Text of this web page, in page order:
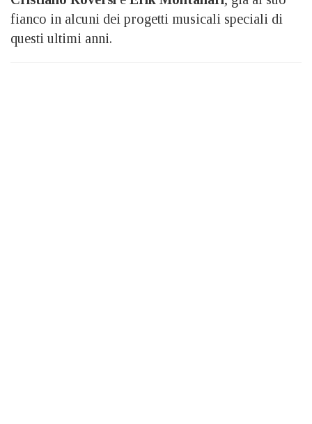
fianco in alcuni dei progetti musicali speciali di
questi ultimi anni.